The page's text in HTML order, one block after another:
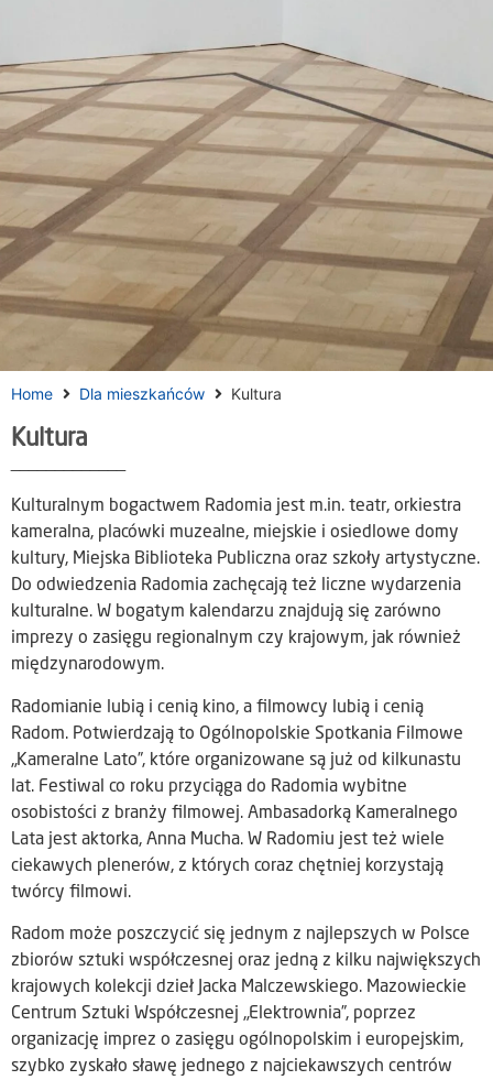
Home Dla mieszkańców Kultura
Kultura
Kulturalnym bogactwem Radomia jest m.in. teatr, orkiestra
kameralna, placówki muzealne, miejskie i osiedlowe domy
kultury, Miejska Biblioteka Publiczna oraz szkoły artystyczne.
Do odwiedzenia Radomia zachęcają też liczne wydarzenia
kulturalne. W bogatym kalendarzu znajdują się zarówno
imprezy o zasięgu regionalnym czy krajowym, jak również
międzynarodowym.
Radomianie lubią i cenią kino, a filmowcy lubią i cenią
Radom. Potwierdzają to Ogólnopolskie Spotkania Filmowe
„Kameralne Lato”, które organizowane są już od kilkunastu
lat. Festiwal co roku przyciąga do Radomia wybitne
osobistości z branży filmowej. Ambasadorką Kameralnego
Lata jest aktorka, Anna Mucha. W Radomiu jest też wiele
ciekawych plenerów, z których coraz chętniej korzystają
twórcy filmowi.
Radom może poszczycić się jednym z najlepszych w Polsce
zbiorów sztuki współczesnej oraz jedną z kilku największych
krajowych kolekcji dzieł Jacka Malczewskiego. Mazowieckie
Centrum Sztuki Współczesnej „Elektrownia”, poprzez
organizację imprez o zasięgu ogólnopolskim i europejskim,
szybko zyskało sławę jednego z najciekawszych centrów